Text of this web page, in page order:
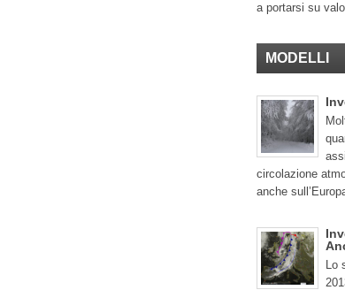
a portarsi su
MODELLI
circolazione
anche
Lo